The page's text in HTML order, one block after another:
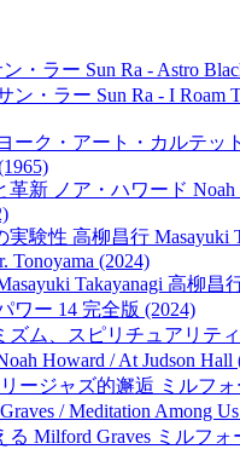
・ラー Sun Ra - Astro
ン・ラー Sun Ra - I Roam
ーク・アート・カルテッ
革新 ノア・ハワード Noah
験性 高柳昌行 Masayuki
Tonoyama (2024)
Takayanagi 高柳昌
ワー 14 完全版 (2024)
ズム、スピリチュアリテ
Howard / At Judson Hall
ージャズ的邂逅 ミルフ
/ Meditation Among
Milford Graves ミルフォ